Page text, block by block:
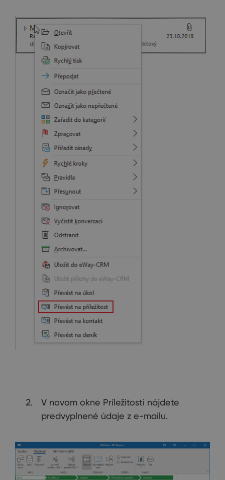
V novom okne Príležitosti nájdete
predvyplnené údaje z e-mailu.